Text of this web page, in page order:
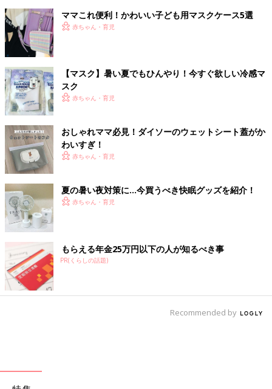
ママこれ便利！かわいい子ども用マスクケース5選
赤ちゃん・育児
【マスク】暑い夏でもひんやり！今すぐ欲しい冷感マ
スク
赤ちゃん・育児
おしゃれママ必見！ダイソーのウェットシート蓋がか
わいすぎ！
赤ちゃん・育児
夏の暑い夜対策に…今買うべき快眠グッズを紹介！
赤ちゃん・育児
もらえる年金25万円以下の人が知るべき事
PR(くらしの話題)
Recommended by